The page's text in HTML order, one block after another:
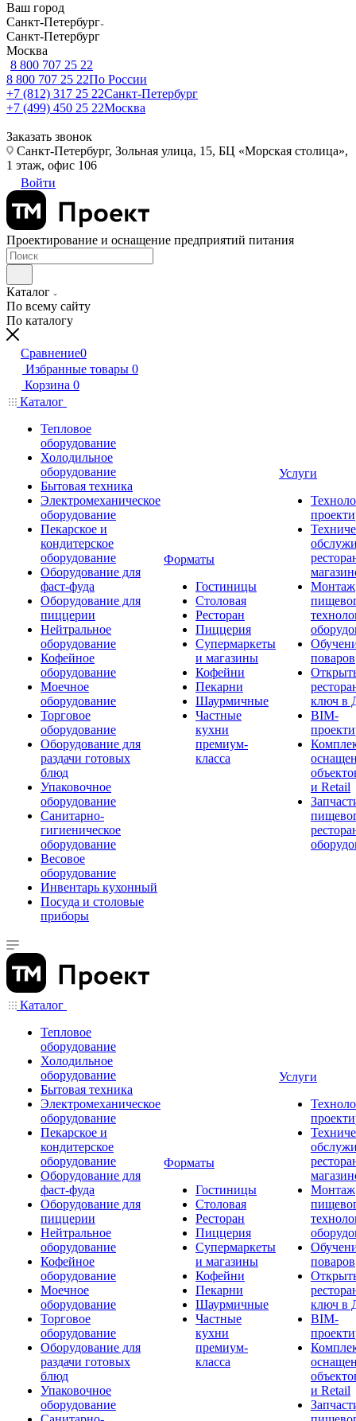
Ваш город
Санкт-Петербург
Санкт-Петербург
Москва
8 800 707 25 22
8 800 707 25 22По России
+7 (812) 317 25 22Санкт-Петербург
+7 (499) 450 25 22Москва
Заказать звонок
Санкт-Петербург, Зольная улица, 15, БЦ «Морская столица»,
1 этаж, офис 106
Войти
Проектирование и оснащение предприятий питания
Каталог
По всему сайту
По каталогу
Сравнение0
Избранные товары 0
Корзина 0
Каталог
Тепловое
оборудование
Холодильное
оборудование
Бытовая техника
Электромеханическое
оборудование
Пекарское и
кондитерское
оборудование
Оборудование для
фаст-фуда
Оборудование для
пиццерии
Нейтральное
оборудование
Кофейное
оборудование
Моечное
оборудование
Торговое
оборудование
Оборудование для
раздачи готовых
блюд
Упаковочное
оборудование
Санитарно-
гигиеническое
оборудование
Весовое
оборудование
Инвентарь кухонный
Посуда и столовые
приборы
Форматы
Гостиницы
Столовая
Ресторан
Пиццерия
Супермаркеты
и магазины
Кофейни
Пекарни
Шаурмичные
Частные
кухни
премиум-
класса
Услуги
Монтаж
поваров
ключ в
BIM-
и Retail
Каталог
Тепловое
оборудование
Холодильное
оборудование
Бытовая техника
Электромеханическое
оборудование
Пекарское и
кондитерское
оборудование
Оборудование для
фаст-фуда
Оборудование для
пиццерии
Нейтральное
оборудование
Кофейное
оборудование
Моечное
оборудование
Торговое
оборудование
Оборудование для
раздачи готовых
блюд
Упаковочное
оборудование
Форматы
Гостиницы
Столовая
Ресторан
Пиццерия
Супермаркеты
и магазины
Кофейни
Пекарни
Шаурмичные
Частные
кухни
премиум-
класса
Услуги
Монтаж
поваров
ключ в
BIM-
и Retail